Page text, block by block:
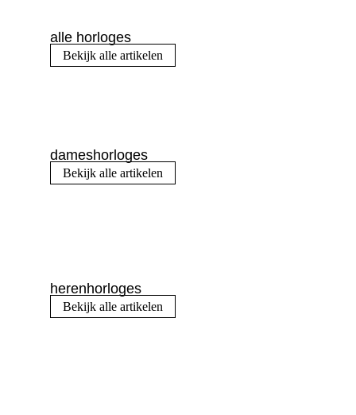
alle horloges
Bekijk alle artikelen
dameshorloges
Bekijk alle artikelen
herenhorloges
Bekijk alle artikelen